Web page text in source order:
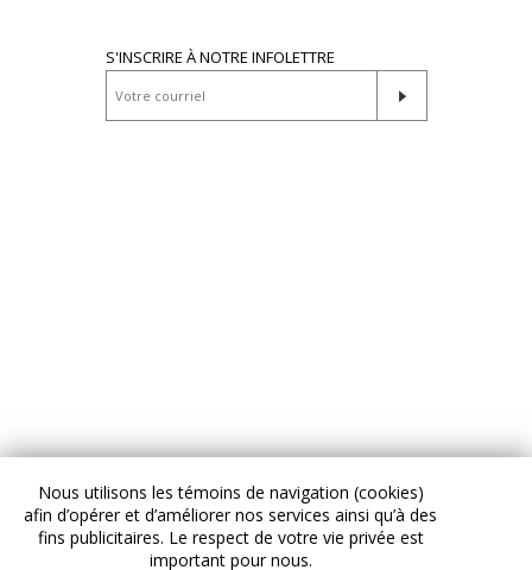
S'INSCRIRE À NOTRE INFOLETTRE
Nous utilisons les témoins de navigation (cookies)
afin d’opérer et d’améliorer nos services ainsi qu’à des
fins publicitaires. Le respect de votre vie privée est
important pour nous.